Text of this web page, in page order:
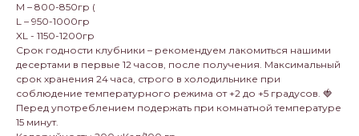
M – 800-850гр (
L – 950-1000гр
XL - 1150-1200гр
Срок годности клубники – рекомендуем лакомиться нашими
десертами в первые 12 часов, после получения. Максимальный
срок хранения 24 часа, строго в холодильнике при
соблюдение температурного режима от +2 до +5 градусов. 🍓
Перед употреблением подержать при комнатной температуре
15 минут.